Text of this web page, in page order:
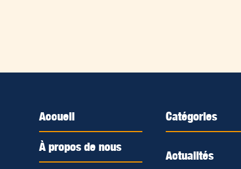
Accueil
À propos de nous
Catégories
Actualités